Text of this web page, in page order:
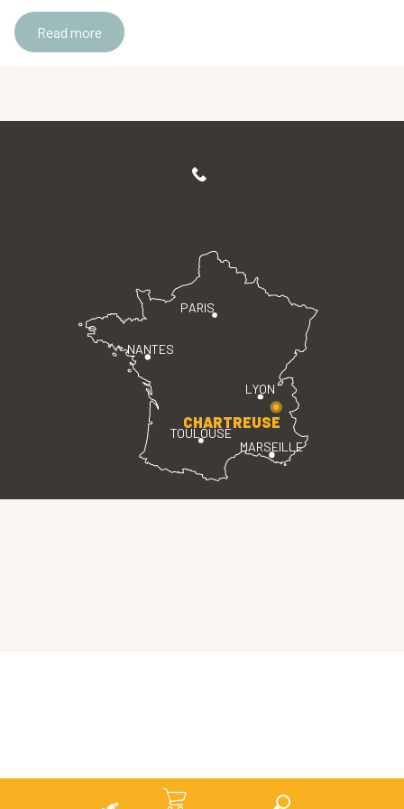
Read more
PARIS
LYON
TOULOUSE
MARSEILLE
NANTES
CHARTREUSE